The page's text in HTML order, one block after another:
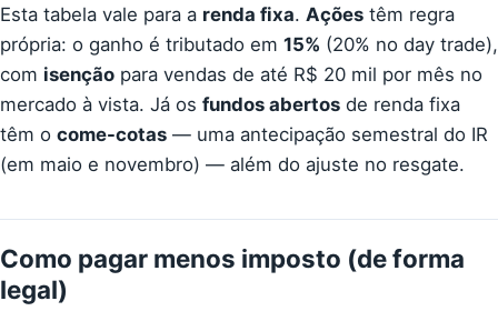
Esta tabela vale para a renda fixa. Ações têm regra
própria: o ganho é tributado em 15% (20% no day trade),
com isenção para vendas de até R$ 20 mil por mês no
mercado à vista. Já os fundos abertos de renda fixa
têm o come-cotas — uma antecipação semestral do IR
(em maio e novembro) — além do ajuste no resgate.
Como pagar menos imposto (de forma
legal)